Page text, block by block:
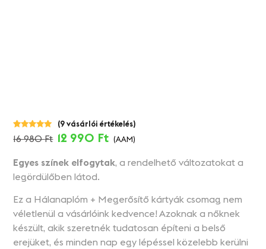
Értékelés
4.89az 5-
9
alapján
(9vásárlói értékelés)
16 980Ft 12 990 Ft (AAM)
Egyes színek elfogytak, a rendelhető változatokat a
legördülőben látod.
Ez a Hálanaplóm + Megerősítő kártyák csomag nem
véletlenül a vásárlóink kedvence! Azoknak a nőknek
készült, akik szeretnék tudatosan építeni a belső
erejüket, és minden nap egy lépéssel közelebb kerülni